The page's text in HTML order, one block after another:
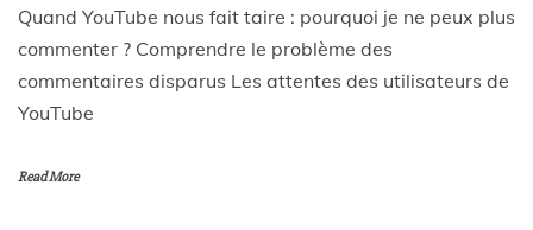
Quand YouTube nous fait taire : pourquoi je ne peux plus
commenter ? Comprendre le problème des
commentaires disparus Les attentes des utilisateurs de
YouTube
Read More